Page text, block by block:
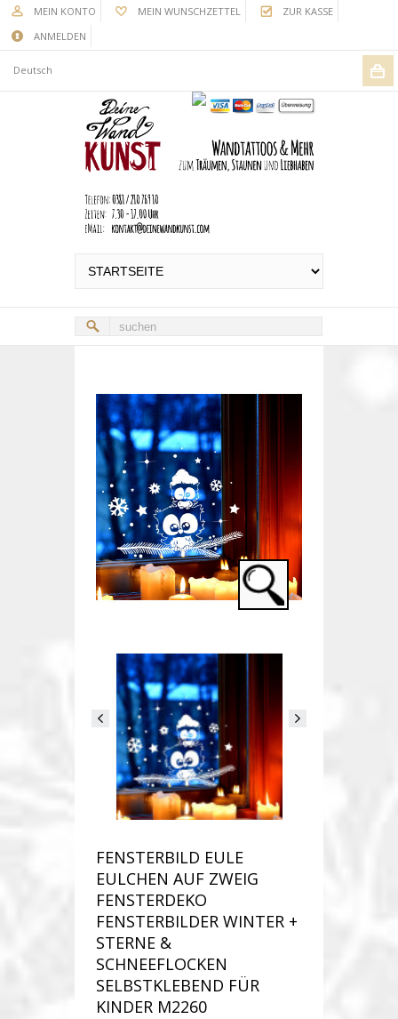
MEIN KONTO MEIN WUNSCHZETTEL
ZUR KASSE
ANMELDEN
Deutsch
FENSTERBILD EULE
EULCHEN AUF ZWEIG
FENSTERDEKO
FENSTERBILDER WINTER +
STERNE &
SCHNEEFLOCKEN
SELBSTKLEBEND FÜR
KINDER M2260